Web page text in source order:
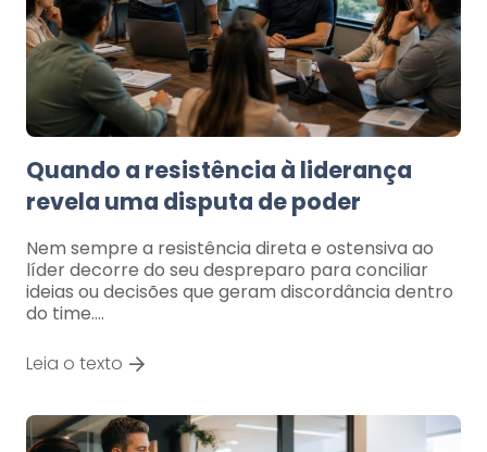
Quando a resistência à liderança
revela uma disputa de poder
Nem sempre a resistência direta e ostensiva ao
líder decorre do seu despreparo para conciliar
ideias ou decisões que geram discordância dentro
do time.…
Leia o texto